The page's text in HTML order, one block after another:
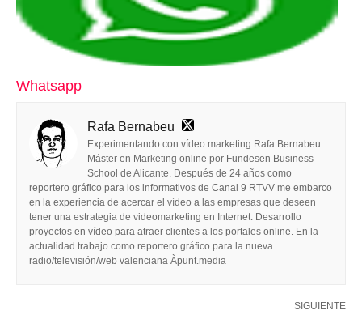
Whatsapp
Rafa Bernabeu
Experimentando con vídeo marketing Rafa Bernabeu.
Máster en Marketing online por Fundesen Business
School de Alicante. Después de 24 años como
reportero gráfico para los informativos de Canal 9 RTVV me embarco
en la experiencia de acercar el vídeo a las empresas que deseen
tener una estrategia de videomarketing en Internet. Desarrollo
proyectos en vídeo para atraer clientes a los portales online. En la
actualidad trabajo como reportero gráfico para la nueva
radio/televisión/web valenciana Àpunt.media
SIGUIENTE